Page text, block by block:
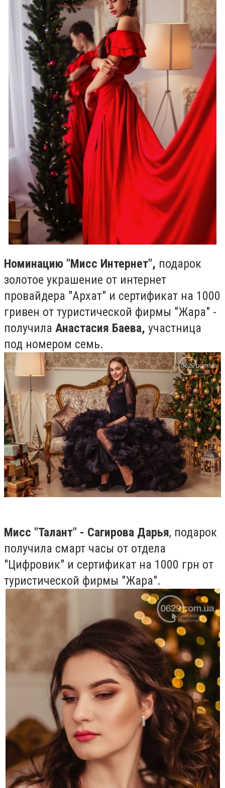
Номинацию "Мисс Интернет", подарок
золотое украшение от интернет
провайдера "Архат" и сертификат на 1000
гривен от туристической фирмы "Жара" -
получила Анастасия Баева, участница
под номером семь.
Мисс "Талант" - Сагирова Дарья, подарок
получила смарт часы от отдела
"Цифровик" и сертификат на 1000 грн от
туристической фирмы "Жара".